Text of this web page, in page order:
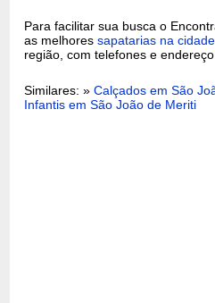
Para facilitar sua busca o
as melhoressapatarias na
região, com telefones e
Similares: »Calçados em São
Infantis em São João de Meriti